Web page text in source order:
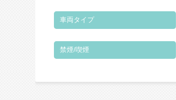
車両タイプ
禁煙/喫煙